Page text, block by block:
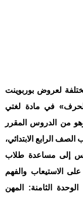
لعروض بوربوينت
في مادة لغتي
وهو من الدروس المقرر
الرابع الابتدائي،
إلى مساعدة طلاب
على الاستيعاب والفهم
الثامنة: المهن